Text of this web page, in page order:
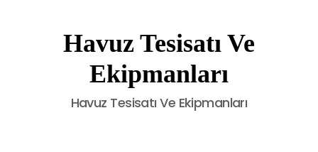
Havuz Tesisatı Ve
Ekipmanları
Havuz Tesisatı Ve Ekipmanları